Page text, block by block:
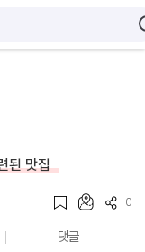
된 맛집
0
댓글